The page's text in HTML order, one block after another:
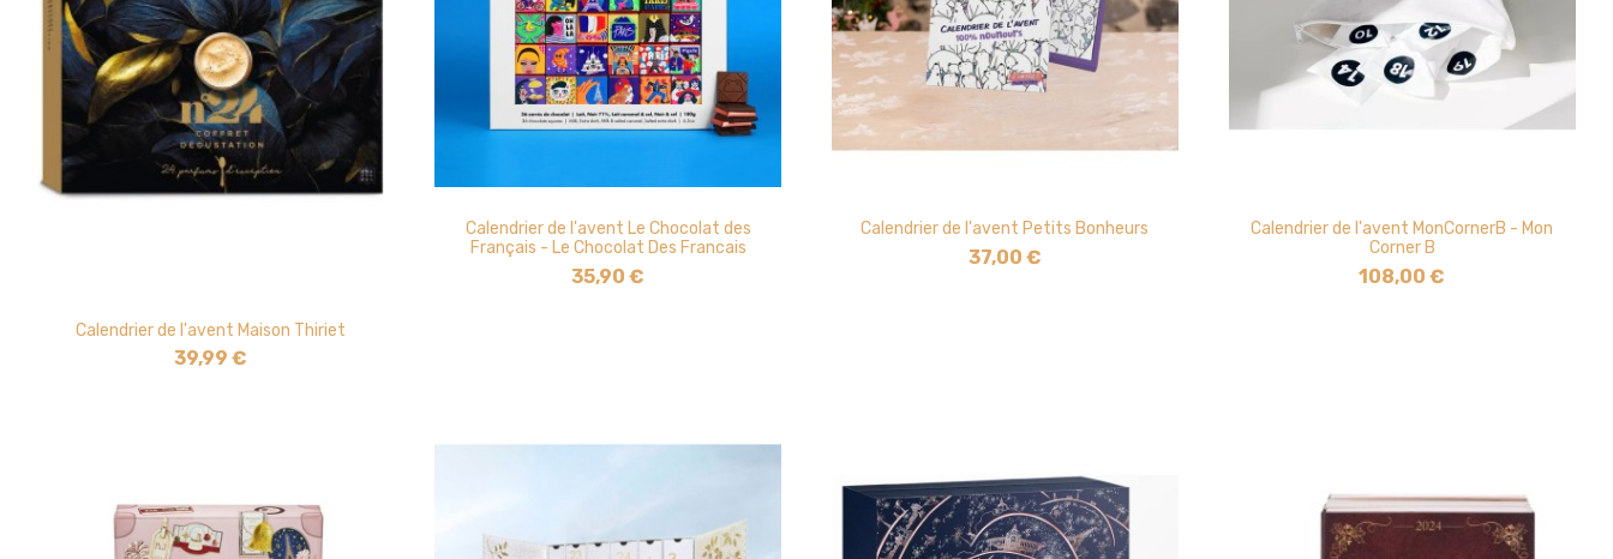
Calendrier de l'avent Maison Thiriet
39,99 €
Calendrier de l'avent Le Chocolat des
Français - Le Chocolat Des Francais
35,90 €
Calendrier de l'avent Petits Bonheurs
37,00 €
Calendrier de l'avent MonCornerB - Mon
Corner B
108,00 €